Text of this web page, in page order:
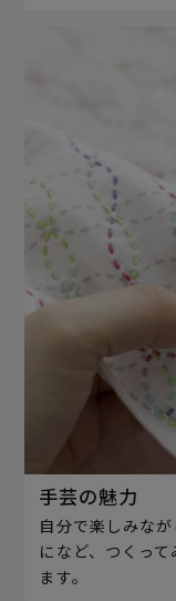
手芸の魅力
自分で楽しみな
になど、つくっ
ます。